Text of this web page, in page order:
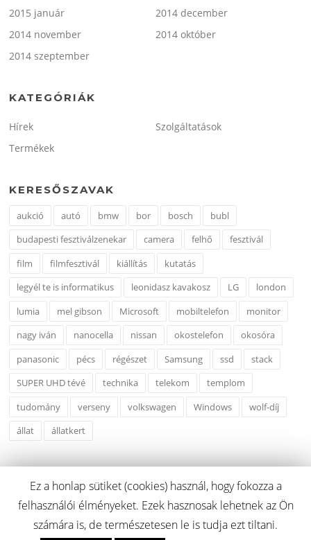
2015 január
2014 december
2014 november
2014 október
2014 szeptember
KATEGÓRIÁK
Hírek
Szolgáltatások
Termékek
KERESŐSZAVAK
aukció autó bmw bor bosch
bubl
budapesti fesztiválzenekar
camera felhő
fesztivál
film
filmfesztivál kiállítás
kutatás
legyél te is informatikus
leonidasz kavakosz LG
london
lumia
mel gibson Microsoft mobiltelefon
monitor
nagy iván
nanocella nissan okostelefon
okosóra
panasonic
pécs régészet Samsung ssd
stack
SUPER UHD tévé
technika telekom
templom
tudomány
verseny volkswagen Windows
wolf-díj
állat
állatkert
Copyright © 2026 fluent.hu. Minden Jog Fenntartva.
Ez a honlap sütiket (cookies) használ, hogy fokozza a
felhasználói élményeket. Ezek hasznosak lehetnek az Ön
számára is, de természetesen le is tudja ezt tiltani.